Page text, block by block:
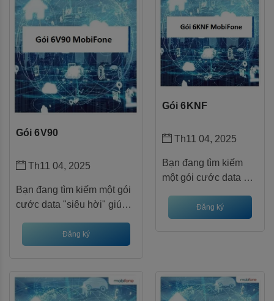
các ứng dụng phổ
biến như TikTok,
YouTube và
Facebook. Gói cước
này được thiết kế
dành riêng cho những
giải trí trực tuyến, giúp
không phải lo lắng về
Gói 6V90
Th11 04, 2025
Bạn đang tìm kiếm một gói
cước data "siêu hời" giúp
phim mà không lo hết dung
lượng? Gói 6V90 Mobifone
dành cho bạn! Với mức giá
chỉ 540.000đ cho 180 ngày
Đăng ký
Gói 6KNF
Th11 04, 2025
Bạn đang tìm kiếm
một gói cước data dài
cho nhu cầu lướt
web, xem video và
tưởng dành cho
những thuê bao di
Đăng ký